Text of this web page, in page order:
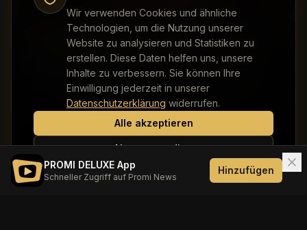
Wir verwenden Cookies und ähnliche
Technologien, um die Nutzung unserer
Website zu analysieren und Statistiken zu
erstellen. Diese Daten helfen uns, unsere
Inhalte zu verbessern. Sie können Ihre
Einwilligung jederzeit in unserer
Datenschutzerklärung widerrufen.
Alle akzeptieren
Nur notwendige
PROMI DELUXE App
Schneller Zugriff auf Promi News
Hinzufügen
Internationale Stars
Beyoncé und Jay-Z: Umzug nach
England soll geplatzt sein
Der Umzug von Beyoncé (44) und Jay-Z (56) nach
Großbritannien fällt angeblich aus. Der Grund: Das
Grundstück, das die beiden US-Stars erwerben wollten...